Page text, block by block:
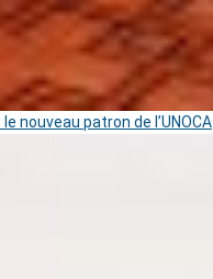
nouveau patron de l’UNOCA